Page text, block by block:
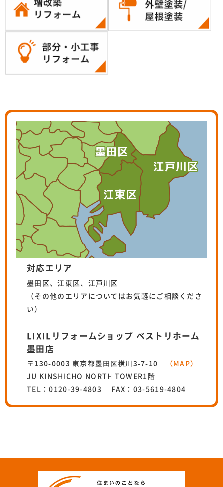
対応エリア
墨田区、江東区、江戸川区
（その他のエリアについてはお気軽にご相談くださ
い）
LIXILリフォームショップ ベストリホーム
墨田店
〒130-0003 東京都墨田区横川3-7-10
（MAP）
JU KINSHICHO NORTH TOWER1階
TEL：0120-39-4803 FAX：03-5619-4804